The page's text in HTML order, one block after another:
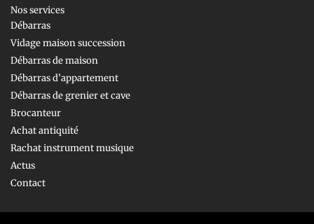
Nos services
Débarras
Vidage maison succession
Débarras de maison
Débarras d’appartement
Débarras de grenier et cave
Brocanteur
Achat antiquité
Rachat instrument musique
Actus
Contact